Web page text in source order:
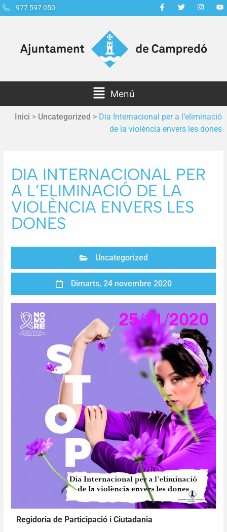
977 597 050
Menú
Inici > Uncategorized > Dia Internacional per a l’eliminació
de la violència envers les dones
DIA INTERNACIONAL PER
A L’ELIMINACIÓ DE LA
VIOLÈNCIA ENVERS LES
DONES
Uncategorized
Dimarts, 24 novembre 2020
Regidoria de Participació i Ciutadania